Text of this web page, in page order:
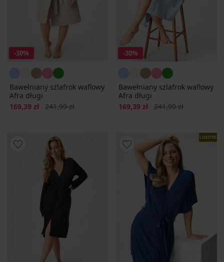
-30%
Bawełniany szlafrok waflowy
Afra długi
Zniżka
169,39 zł Pierwotna cena
241,99 zł
-30%
Bawełniany szlafrok waflowy
Afra długi
Zniżka
169,39 zł Pierwotna cena
241,99 zł
LIMITED